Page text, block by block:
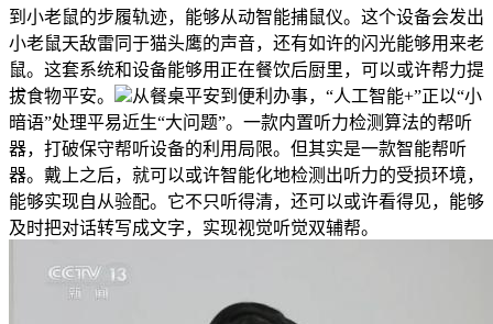
到小老鼠的步履轨迹，能够从动智能捕鼠仪。这个设备会发出
小老鼠天敌雷同于猫头鹰的声音，还有如许的闪光能够用来老
鼠。这套系统和设备能够用正在餐饮后厨里，可以或许帮力提
拔食物平安。
从餐桌平安到便利办事，“人工智能+”正以“小
暗语”处理平易近生“大问题”。一款内置听力检测算法的帮听
器，打破保守帮听设备的利用局限。但其实是一款智能帮听
器。戴上之后，就可以或许智能化地检测出听力的受损环境，
能够实现自从验配。它不只听得清，还可以或许看得见，能够
及时把对话转写成文字，实现视觉听觉双辅帮。